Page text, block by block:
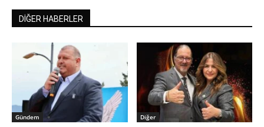
DİĞER HABERLER
Gündem Diğer